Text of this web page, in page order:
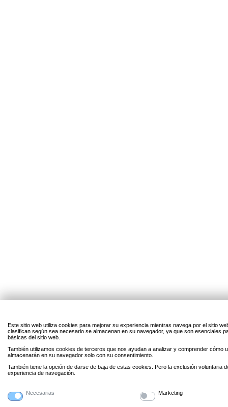
Este sitio web utiliza cookies para mejorar su experiencia mientras navega por el sitio
clasifican según sea necesario se almacenan en su navegador, ya que son esenciales
básicas del sitio web.
También utilizamos cookies de terceros que nos ayudan a analizar y comprender cómo
almacenarán en su navegador solo con su consentimiento.
También tiene la opción de darse de baja de estas cookies. Pero la exclusión voluntaria
experiencia de navegación.
Necesarias Marketing